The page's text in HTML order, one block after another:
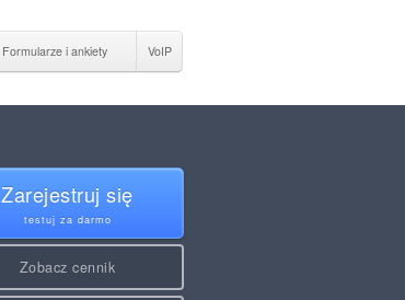
Formularze i ankiety VoIP
Zarejestruj się
testuj za darmo
Zobacz cennik